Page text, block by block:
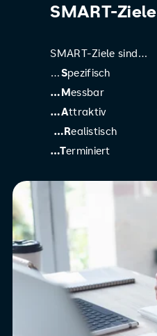
SMART-
SMART-Ziele sind…
…Spezifisch
…Messbar
…Attraktiv
…Realistisch
…Terminiert